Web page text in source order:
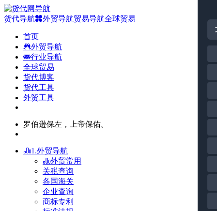
货代导航 外贸导航贸易导航全球贸易
首页
外贸导航
行业导航
全球贸易
货代博客
货代工具
外贸工具
罗伯逊保左，上帝保佑。
1.外贸导航
外贸常用
关税查询
各国海关
企业查询
商标专利